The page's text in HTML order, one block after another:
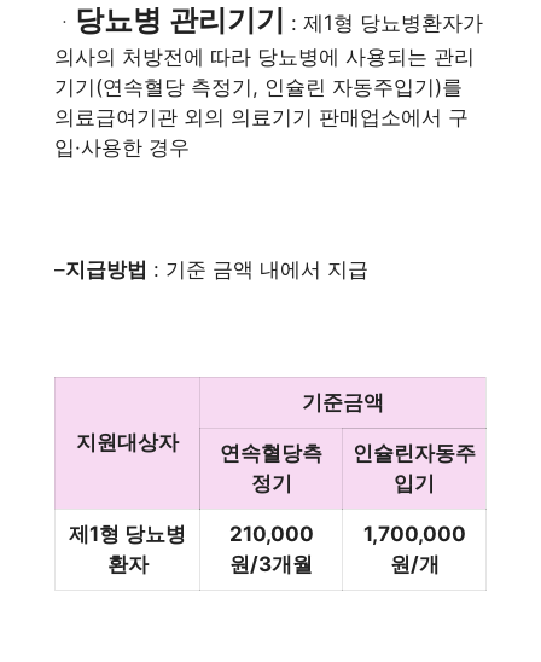
ㆍ 당뇨병 관리기기
: 제1형 당뇨병환자가
의사의 처방전에 따라 당뇨병에 사용되는 관리
기기(연속혈당 측정기, 인슐린 자동주입기)를
의료급여기관 외의 의료기기 판매업소에서 구
입·사용한 경우
–지급방법 : 기준 금액 내에서 지급
지원대상자
기준금액
연속혈당측
정기
인슐린자동주
입기
제1형 당뇨병
환자
210,000
원/3개월
1,700,000
원/개